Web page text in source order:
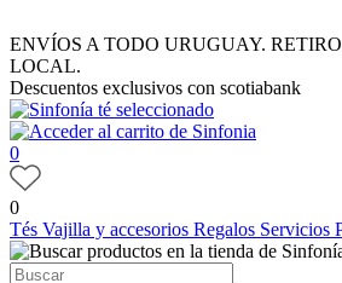
ENVÍOS A TODO URUGUAY.
LOCAL.
Descuentos exclusivos con scotiabank
0
0
Tés Vajilla y accesorios Regalos Servicios